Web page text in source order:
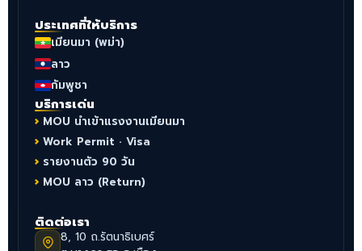
ประเทศที่ให้บริการ
เมียนมา (พม่า)
ลาว
กัมพูชา
บริการเด่น
MOU นำเข้าแรงงานเมียนมา
Work Permit · Visa
รายงานตัว 90 วัน
MOU ลาว (Return)
ติดต่อเรา
8, 10 ถ.รัตนาธิเบศร์